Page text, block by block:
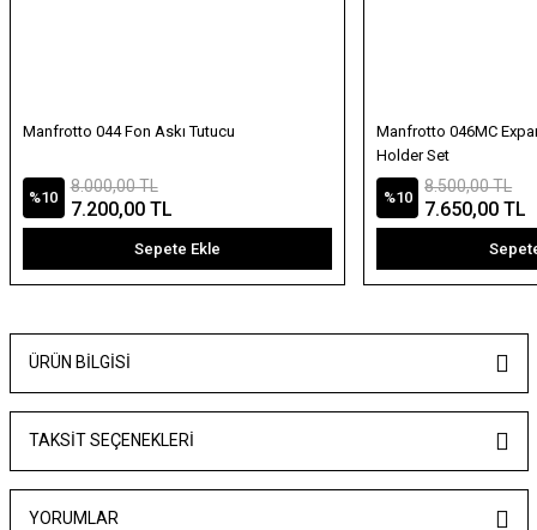
Manfrotto 044 Fon Askı Tutucu
%10
8.000,00 TL
7.200,00 TL
Sepete Ekle
Manfrotto 046MC
Holder Set
%10
8.500,00 TL
7.650,00 TL
ÜRÜN BILGISI
TAKSIT SEÇENEKLERI
YORUMLAR